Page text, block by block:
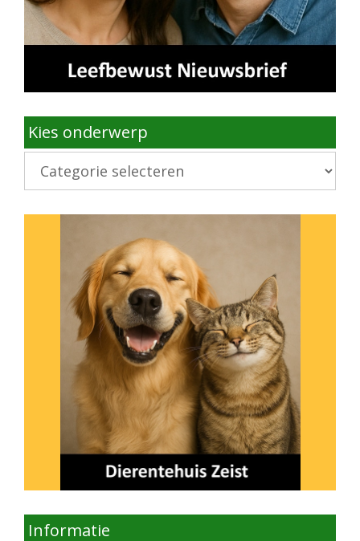
Kies onderwerp
Kies
onderwerp
Informatie